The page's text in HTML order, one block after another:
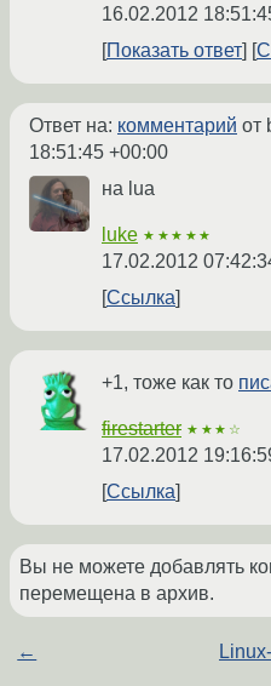
16.02.2012
Показать ответ
Ответ на: комментарий от
18:51:45 +00:00
на lua
luke ★★★★★
17.02.2012
Ссылка
+1, тоже как то
firestarter ★★★☆
17.02.2012
Ссылка
Вы не можете добавлять
перемещена в архив.
←